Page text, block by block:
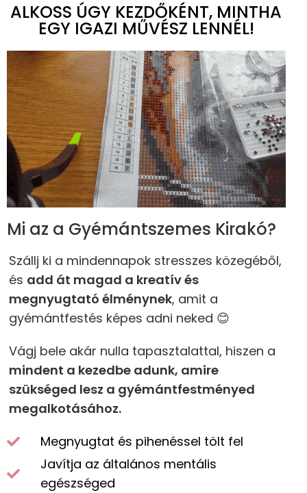
ALKOSS ÚGY KEZDŐKÉNT, MINTHA
EGY IGAZI MŰVÉSZ LENNÉL!
Mi az a Gyémántszemes Kirakó?
Szállj ki a mindennapok stresszes közegéből,
és add át magad a kreatív és
megnyugtató élménynek, amit a
gyémántfestés képes adni neked 😊
Vágj bele akár nulla tapasztalattal, hiszen a
mindent a kezedbe adunk, amire
szükséged lesz a gyémántfestményed
megalkotásához.
Megnyugtat és pihenéssel tölt fel
Javítja az általános mentális
egészséged